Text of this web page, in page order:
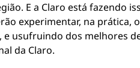
E a Claro está fazendo
experimentar, na prática,
usufruindo dos melhores
da Claro.